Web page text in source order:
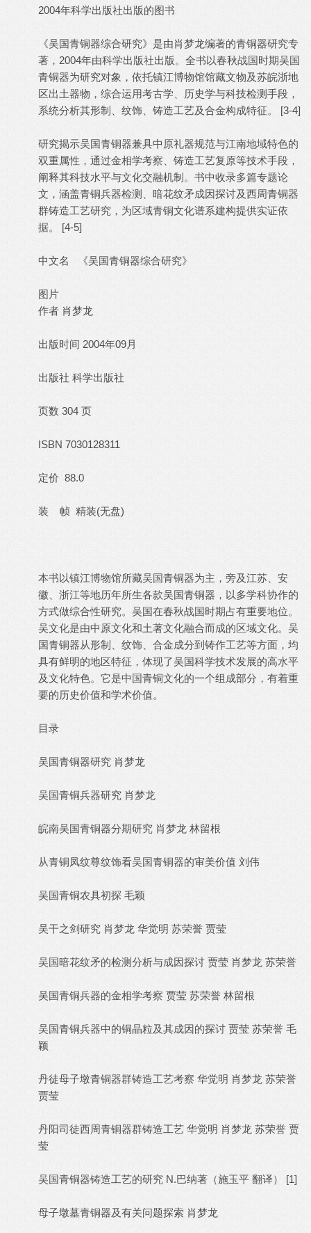
2004年科学出版社出版的图书
《吴国青铜器综合研究》是由肖梦龙编著的青铜器研究专
著，2004年由科学出版社出版。全书以春秋战国时期吴国
青铜器为研究对象，依托镇江博物馆馆藏文物及苏皖浙地
区出土器物，综合运用考古学、历史学与科技检测手段，
系统分析其形制、纹饰、铸造工艺及合金构成特征。 [3-4]
研究揭示吴国青铜器兼具中原礼器规范与江南地域特色的
双重属性，通过金相学考察、铸造工艺复原等技术手段，
阐释其科技水平与文化交融机制。书中收录多篇专题论
文，涵盖青铜兵器检测、暗花纹矛成因探讨及西周青铜器
群铸造工艺研究，为区域青铜文化谱系建构提供实证依
据。 [4-5]
中文名 《吴国青铜器综合研究》
图片
作者 肖梦龙
出版时间 2004年09月
出版社 科学出版社
页数 304 页
ISBN 7030128311
定价 88.0
装 帧 精装(无盘)
本书以镇江博物馆所藏吴国青铜器为主，旁及江苏、安
徽、浙江等地历年所生各款吴国青铜器，以多学科协作的
方式做综合性研究。吴国在春秋战国时期占有重要地位。
吴文化是由中原文化和土著文化融合而成的区域文化。吴
国青铜器从形制、纹饰、合金成分到铸作工艺等方面，均
具有鲜明的地区特征，体现了吴国科学技术发展的高水平
及文化特色。它是中国青铜文化的一个组成部分，有着重
要的历史价值和学术价值。
目录
吴国青铜器研究 肖梦龙
吴国青铜兵器研究 肖梦龙
皖南吴国青铜器分期研究 肖梦龙 林留根
从青铜凤纹尊纹饰看吴国青铜器的审美价值 刘伟
吴国青铜农具初探 毛颖
吴干之剑研究 肖梦龙 华觉明 苏荣誉 贾莹
吴国暗花纹矛的检测分析与成因探讨 贾莹 肖梦龙 苏荣誉
吴国青铜兵器的金相学考察 贾莹 苏荣誉 林留根
吴国青铜兵器中的铜晶粒及其成因的探讨 贾莹 苏荣誉 毛
颖
丹徒母子墩青铜器群铸造工艺考察 华觉明 肖梦龙 苏荣誉
贾莹
丹阳司徒西周青铜器群铸造工艺 华觉明 肖梦龙 苏荣誉 贾
莹
吴国青铜器铸造工艺的研究 N.巴纳著（施玉平 翻译） [1]
母子墩墓青铜器及有关问题探索 肖梦龙